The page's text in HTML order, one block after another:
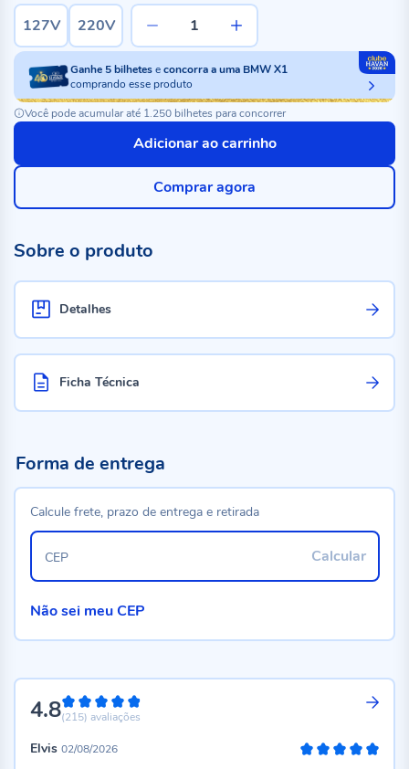
127V 220V
Ganhe5bilheteseconcorra a uma BMW X1
comprando esse produto
Você pode acumular até 1.250 bilhetes para concorrer
Adicionar ao carrinho
Comprar agora
Sobre o produto
Detalhes
Ficha Técnica
4.896%
(215) avaliações
Elvis 02/08/2026
Forma de entrega
Calcule frete, prazo de entrega e retirada
Calcular
CEP
Não sei meu CEP